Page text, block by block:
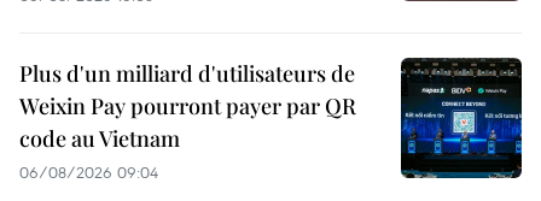
Plus d'un milliard d'utilisateurs de
Weixin Pay pourront payer par QR
code au Vietnam
06/08/2026 09:04